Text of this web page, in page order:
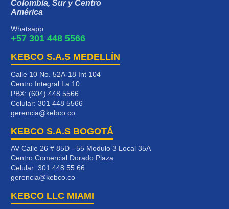
Colombia, Sur y Centro
América
Whatsapp
+57 301 448 5566
KEBCO S.A.S MEDELLÍN
Calle 10 No. 52A-18 Int 104
Centro Integral La 10
PBX: (604) 448 5566
Celular: 301 448 5566
gerencia@kebco.co
KEBCO S.A.S BOGOTÁ
AV Calle 26 # 85D - 55 Modulo 3 Local 35A
Centro Comercial Dorado Plaza
Celular: 301 448 55 66
gerencia@kebco.co
KEBCO LLC MIAMI